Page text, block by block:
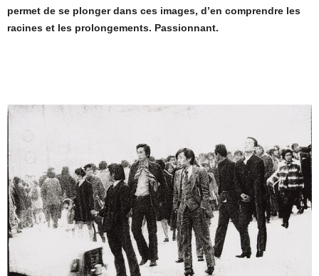
permet de se plonger dans ces images, d’en comprendre les
racines et les prolongements. Passionnant.